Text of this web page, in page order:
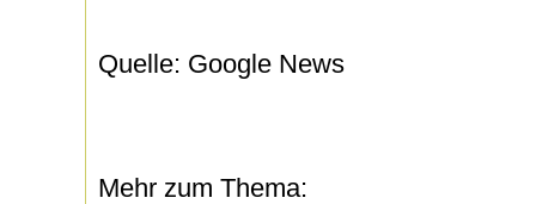
Quelle: Google News
Mehr zum Thema: